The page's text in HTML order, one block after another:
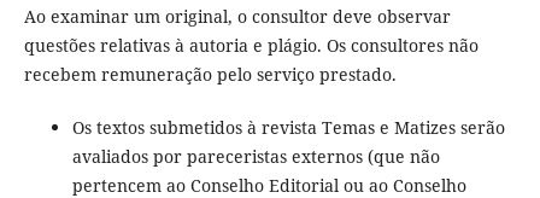
Ao examinar um original, o consultor deve observar
questões relativas à autoria e plágio. Os consultores não
recebem remuneração pelo serviço prestado.
Os textos submetidos à revista Temas e Matizes serão
avaliados por pareceristas externos (que não
pertencem ao Conselho Editorial ou ao Conselho